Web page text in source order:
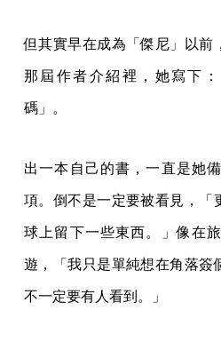
但其實早在成為「傑尼」以前
那屆作者介紹裡，她寫下
碼」。
出一本自己的書，一直是她
項。倒不是一定要被看見，「
球上留下一些東西。」像在
遊，「我只是單純想在角落簽
不一定要有人看到。」